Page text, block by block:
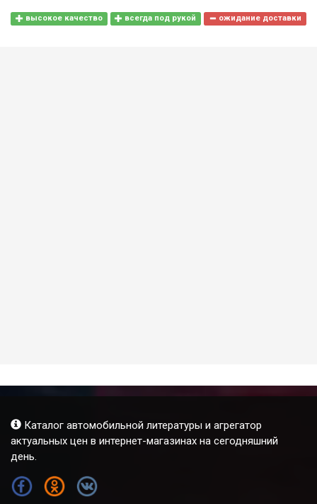
высокое качество всегда под рукой ожидание доставки
Каталог автомобильной литературы и агрегатор
актуальных цен в интернет-магазинах на сегодняшний
день.
FB OK VK